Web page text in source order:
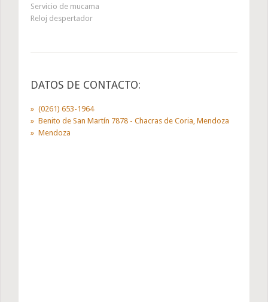
Servicio de mucama
Reloj despertador
DATOS DE CONTACTO:
(0261) 653-1964
Benito de San Martín 7878 - Chacras de Coria, Mendoza
Mendoza